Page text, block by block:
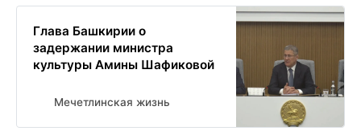
Глава Башкирии о
задержании министра
культуры Амины Шафиковой
Мечетлинская жизнь